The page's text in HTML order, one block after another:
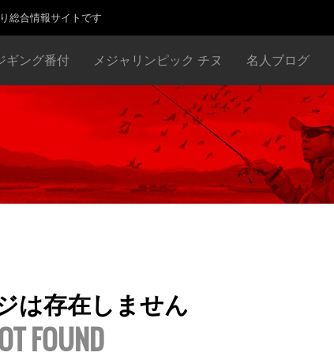
総合情報サイトです
ギング番付 メジャリンピック チヌ 名人ブログ
は存在しません
FOUND